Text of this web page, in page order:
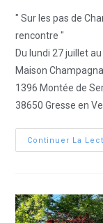
" Sur les pas de
rencontre "
Du lundi 27 juillet
Maison
1396 Montée de
38650 Gresse en
Continuer La